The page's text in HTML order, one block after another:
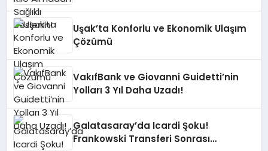
Uşak’ta Konforlu ve Ekonomik Ulaşım
Çözümü
VakıfBank ve Giovanni Guidetti’nin
Yolları 3 Yıl Daha Uzadı!
Galatasaray’da Icardi Şoku!
Frankowski Transferi Sonrası